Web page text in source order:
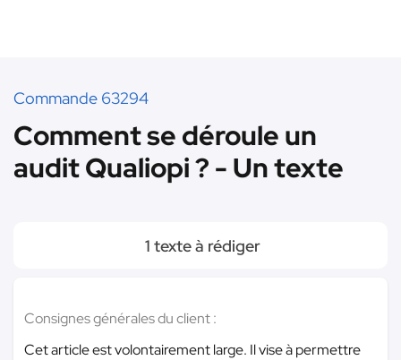
Commande 63294
Comment se déroule un
audit Qualiopi ? - Un texte
1 texte à rédiger
Consignes générales du client :
Cet article est volontairement large. Il vise à permettre